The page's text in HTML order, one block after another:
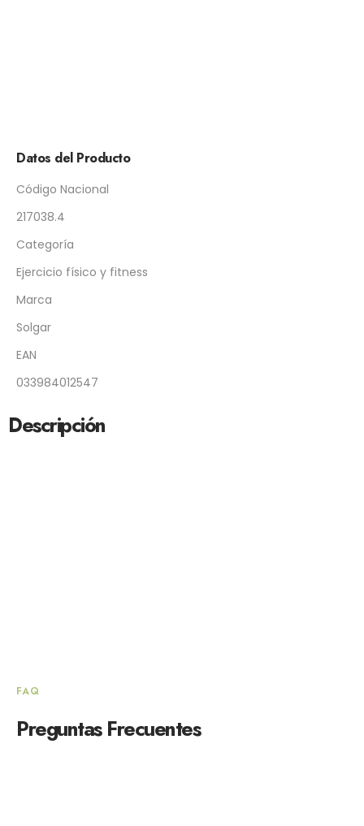
Datos del Producto
Código Nacional
217038.4
Categoría
Ejercicio físico y fitness
Marca
Solgar
EAN
033984012547
Descripción
FAQ
Preguntas Frecuentes